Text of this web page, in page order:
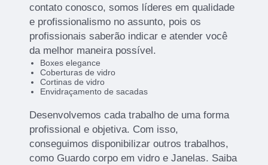
contato conosco, somos líderes em qualidade
e profissionalismo no assunto, pois os
profissionais saberão indicar e atender você
da melhor maneira possível.
Boxes elegance
Coberturas de vidro
Cortinas de vidro
Envidraçamento de sacadas
Desenvolvemos cada trabalho de uma forma
profissional e objetiva. Com isso,
conseguimos disponibilizar outros trabalhos,
como Guardo corpo em vidro e Janelas. Saiba